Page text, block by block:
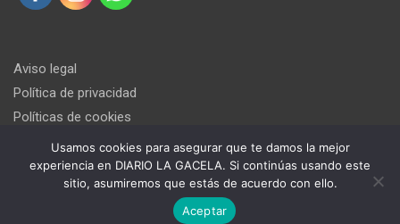
Aviso legal
Política de privacidad
Políticas de cookies
Usamos cookies para asegurar que te damos la mejor
experiencia en DIARIO LA GACELA. Si continúas usando este
sitio, asumiremos que estás de acuerdo con ello.
Aceptar